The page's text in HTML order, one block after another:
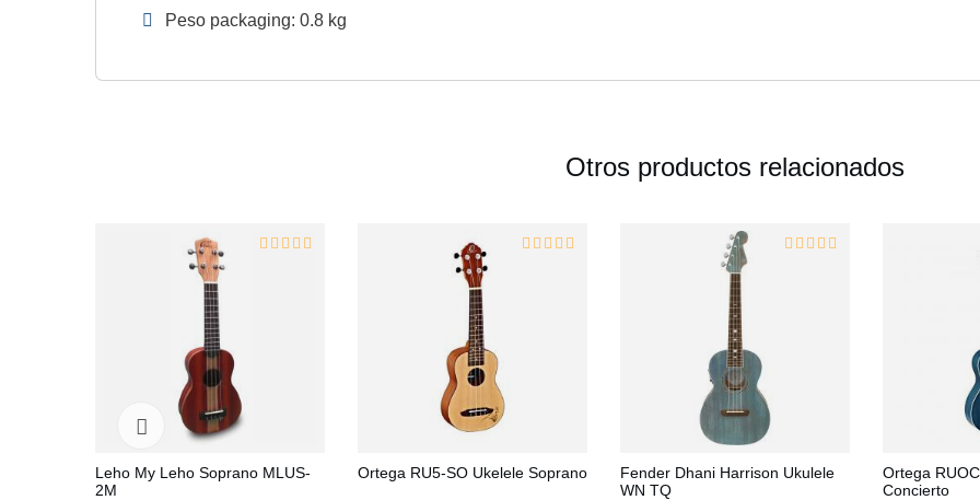
Peso packaging: 0.8 kg
Otros productos relacionados
Leho My Leho Soprano MLUS-
2M
Ortega RU5-SO Ukelele Soprano
Fender Dhani Harrison Ukulele
WN TQ
Ortega
Concierto